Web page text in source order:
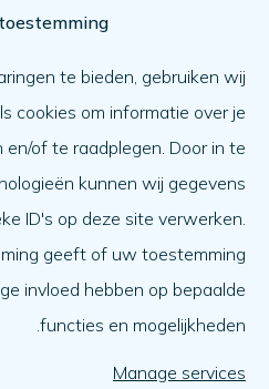
te bieden, gebruiken wij
cookies om informatie over je
of te raadplegen. Door in te
kunnen wij gegevens
ID's op deze site verwerken.
geeft of uw toestemming
invloed hebben op bepaalde
functies en mogelijkheden.
Manage services
ما الأمر
جدول الأعمال
نبذة عنا
نبذة عنا
العمل في
الفريق